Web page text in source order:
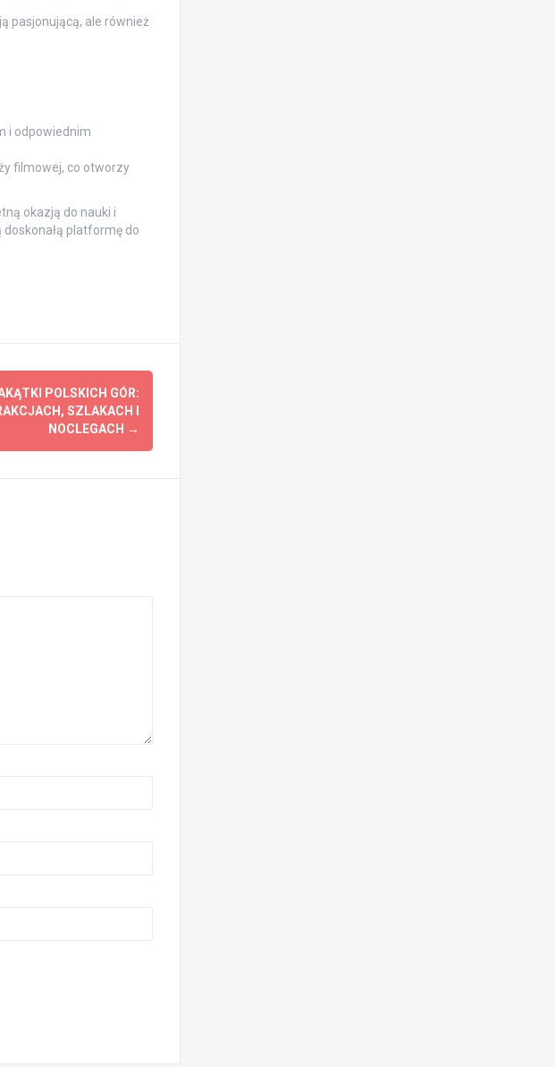
pasjonującą, ale również
i odpowiednim
filmowej, co otworzy
okazją do nauki i
platformę do
POLSKICH GÓR:
SZLAKACH I
NOCLEGACH →